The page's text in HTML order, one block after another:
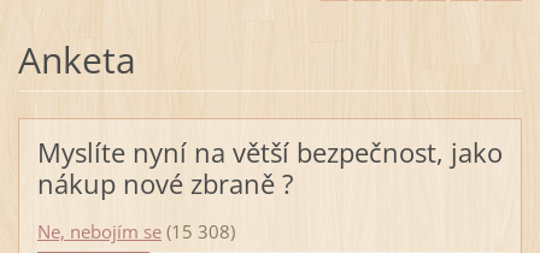
Anketa
Myslíte nyní na větší bezpečnost, jako
nákup nové zbraně ?
Ne, nebojím se (15 308)